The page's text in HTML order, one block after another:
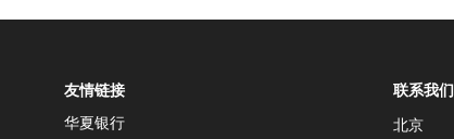
友情链接
华夏银行
联系我们
北京